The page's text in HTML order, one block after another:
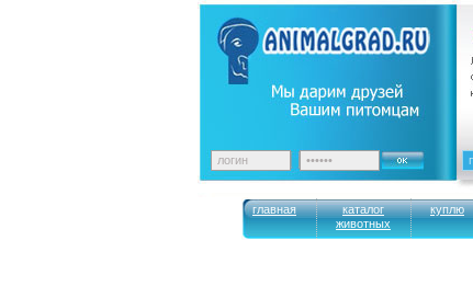
главная
каталог
животных
куплю